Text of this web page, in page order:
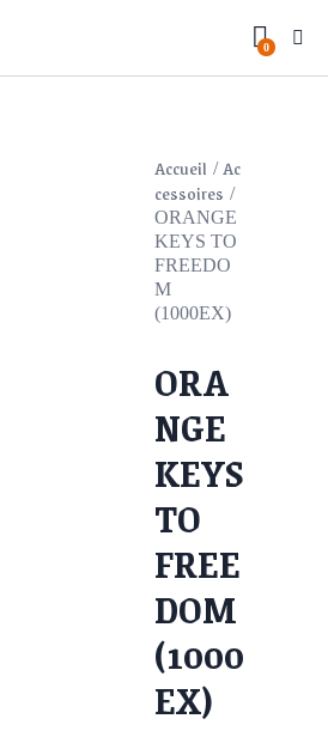
0
Accueil Ac
cessoires
ORANGE
KEYS TO
FREEDO
M
(1000EX)
ORA
NGE
KEYS
TO
FREE
DOM
(1000
EX)